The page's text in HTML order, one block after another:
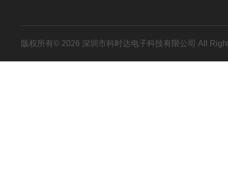
版权所有© 2026 深圳市科时达电子科技有限公司 All